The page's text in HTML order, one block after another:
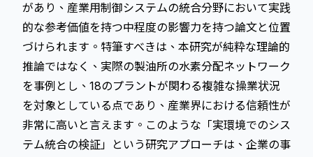
があり、産業用制御システムの統合分野において実践
的な参考価値を持つ中程度の影響力を持つ論文と位置
づけられます。特筆すべきは、本研究が純粋な理論的
推論ではなく、実際の製油所の水素分配ネットワーク
を事例とし、18のプラントが関わる複雑な操業状況
を対象としている点であり、産業界における信頼性が
非常に高いと言えます。このような「実環境でのシス
テム統合の検証」という研究アプローチは、企業の事